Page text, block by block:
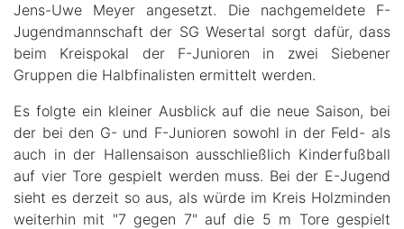
Jens-Uwe Meyer angesetzt. Die nachgemeldete F-
Jugendmannschaft der SG Wesertal sorgt dafür, dass
beim Kreispokal der F-Junioren in zwei Siebener
Gruppen die Halbfinalisten ermittelt werden.
Es folgte ein kleiner Ausblick auf die neue Saison, bei
der bei den G- und F-Junioren sowohl in der Feld- als
auch in der Hallensaison ausschließlich Kinderfußball
auf vier Tore gespielt werden muss. Bei der E-Jugend
sieht es derzeit so aus, als würde im Kreis Holzminden
weiterhin mit "7 gegen 7" auf die 5 m Tore gespielt